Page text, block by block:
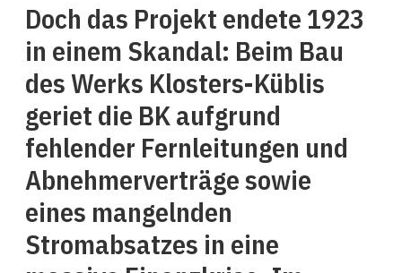
Doch das Projekt endete 1923
in einem Skandal: Beim Bau
des Werks Klosters-Küblis
geriet die BK aufgrund
fehlender Fernleitungen und
Abnehmerverträge sowie
eines mangelnden
Stromabsatzes in eine